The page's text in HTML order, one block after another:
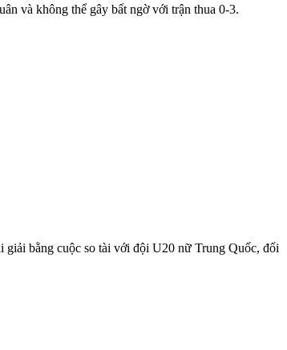
và không thể gây bất ngờ với trận thua 0-3.
bằng cuộc so tài với đội U20 nữ Trung Quốc, đối